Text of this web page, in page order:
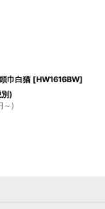
巾白猫 [HW1616BW]
)
～ )